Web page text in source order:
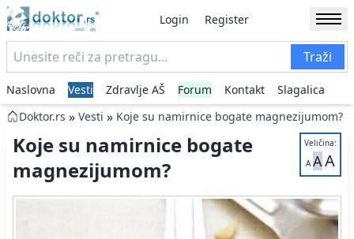
Login Register
Traži
Naslovna Vesti Zdravlje AŠ Forum Kontakt
Slagalica
Doktor.rs » Vesti » Koje su namirnice bogate magnezijumom?
Veličina:
A AA
Koje su namirnice bogate
magnezijumom?